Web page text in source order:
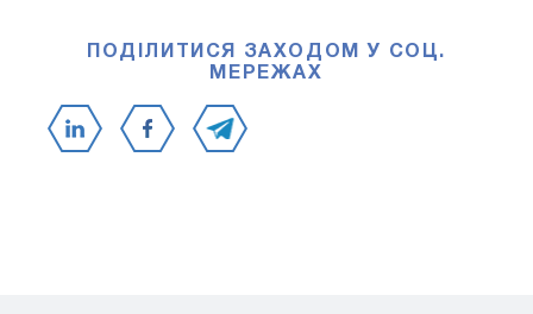
ПОДІЛИТИСЯ ЗАХОДОМ У СОЦ.
МЕРЕЖАХ